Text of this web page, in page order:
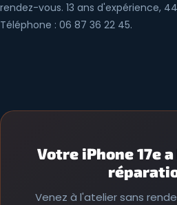
rendez-vous. 13 ans d'expérience,
Téléphone : 06 87 36 22 45.
Votre iPhone 17e
Venez à l'atelier sans